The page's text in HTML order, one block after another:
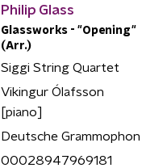
Philip Glass
Glassworks - "Opening"
(Arr.)
Siggi String Quartet
Vikingur Ólafsson
[piano]
Deutsche Grammophon
00028947969181